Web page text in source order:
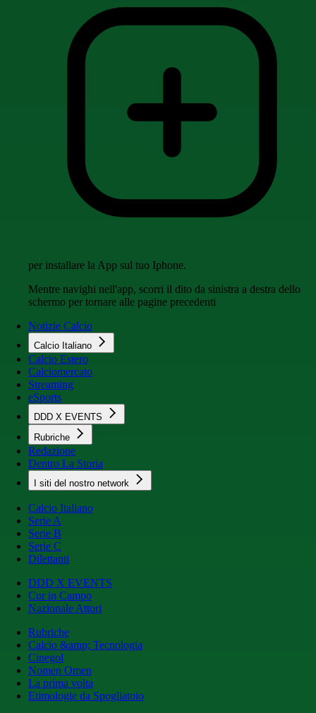
per installare la App sul tuo Iphone.
Mentre navighi nell'app, scorri il dito da sinistra a destra dello
schermo per tornare alle pagine precedenti
Notizie Calcio
Calcio Italiano
Calcio Estero
Calciomercato
Streaming
eSports
DDD X EVENTS
Rubriche
Redazione
Dentro La Storia
I siti del nostro network
Calcio Italiano
Serie A
Serie B
Serie C
Dilettanti
DDD X EVENTS
Cur in Campo
Nazionale Attori
Rubriche
Calcio &amp; Tecnologia
Cinegol
Nomen Omen
La prima volta
Etimologie da Spogliatoio